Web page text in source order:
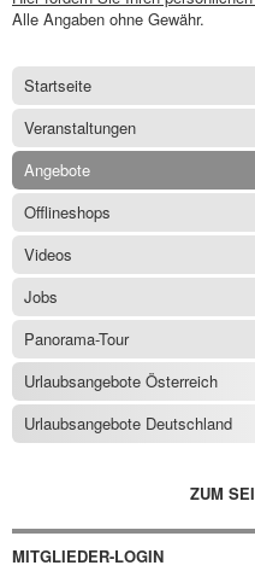
Alle Angaben ohne Gewähr.
Startseite
Veranstaltungen
Angebote
Offlineshops
Videos
Jobs
Panorama-Tour
Urlaubsangebote Österreich
Urlaubsangebote Deutschland
ZUM
MITGLIEDER-LOGIN